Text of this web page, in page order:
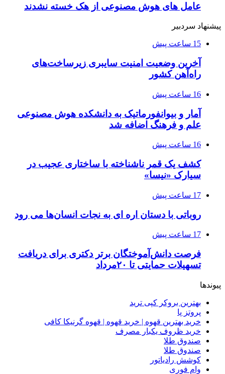
عامل های هوش مصنوعی از هک خسته نشدند
پیشنهاد سردبیر
15 ساعت پیش
آخرین وضعیت امنیت سایبری زیرساخت‌های
راه‌آهن کشور
16 ساعت پیش
آمار و بیوانفورماتیک به دانشکده هوش مصنوعی
علم و فرهنگ اضافه شد
16 ساعت پیش
کشف یک قمر ناشناخته با ساختاری عجیب در
سیارک «نیسا»
17 ساعت پیش
روباتی با دستان اره ای به نجات انسان‌ها می رود
17 ساعت پیش
فرصت دانش‌آموختگان برتر دکتری‌ برای دریافت
تسهیلات حمایتی تا ۲۰مرداد
پیوندها
بهترین بروکر کپی ترید
پروتز پا
خرید بهترین قهوه | خرید قهوه | قهوه گرنیکا کافی
خرید ظروف یکبار مصرف
صندوق طلا
صندوق طلا
کوشش رادیاتور
وام فوری